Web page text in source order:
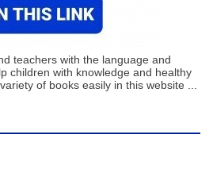
teachers with the language and
children with knowledge and healthy
of books easily in this website ...